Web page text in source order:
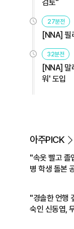
검토"
27분전
[NNA] 필
32분전
[NNA] 말
워' 도입
아주PICK
"속옷 빨고 졸
병 학생 돌본
"경솔한 언행
숙인 신동엽,